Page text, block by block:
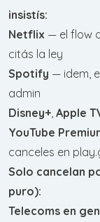
insistís:
Netflix — el flow
citás la ley
Spotify — idem,
admin
Disney+ Apple
YouTube
canceles en
Solo cancelan
puro):
Telecoms en